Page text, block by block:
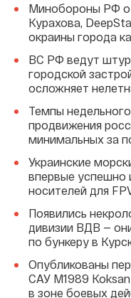
Минобороны РФ
Курахова,
окраины города
ВС РФ ведут
городской
осложняет
Темпы
продвижения
минимальных за
Украинские
впервые успешно
носителей для
Появились
дивизии ВДВ —
по бункеру в
Опубликованы
САУ M1989
в зоне боевых